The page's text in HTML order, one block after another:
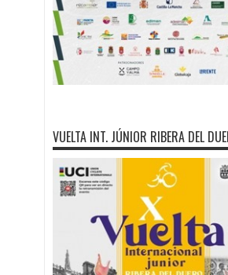
VUELTA INT. JÚNIOR RIBERA DEL